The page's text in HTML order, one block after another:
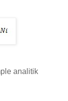
analitik